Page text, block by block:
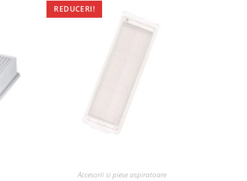
REDUCERI!
Accesorii si piese aspiratoare